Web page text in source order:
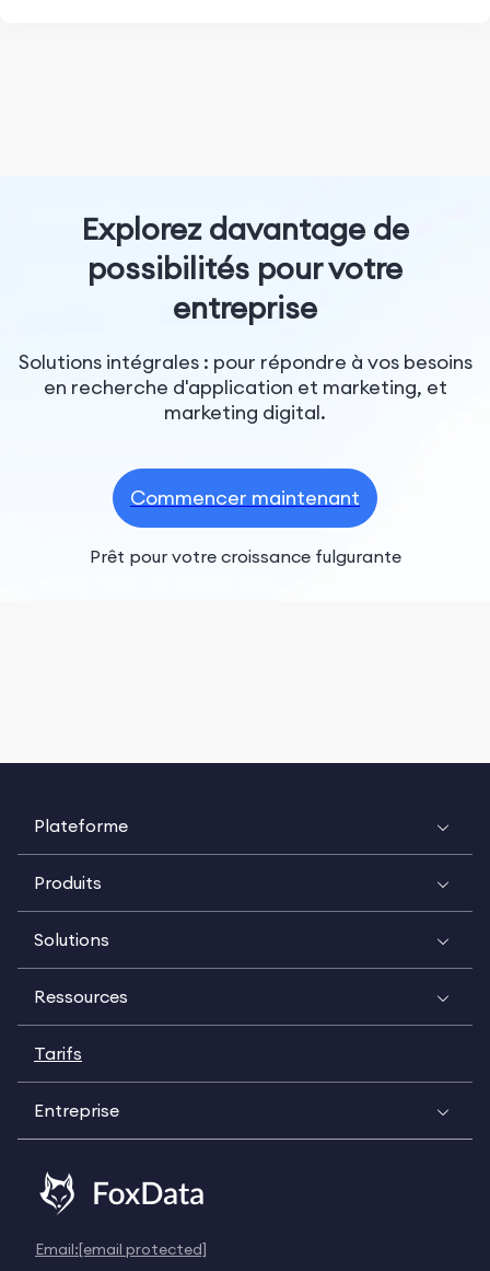
Explorez davantage de
possibilités pour votre
entreprise
Solutions intégrales : pour répondre à vos besoins
en recherche d'application et marketing, et
marketing digital.
Commencer maintenant
Prêt pour votre croissance fulgurante
Plateforme
Produits
Solutions
Ressources
Tarifs
Entreprise
Email:[email protected]